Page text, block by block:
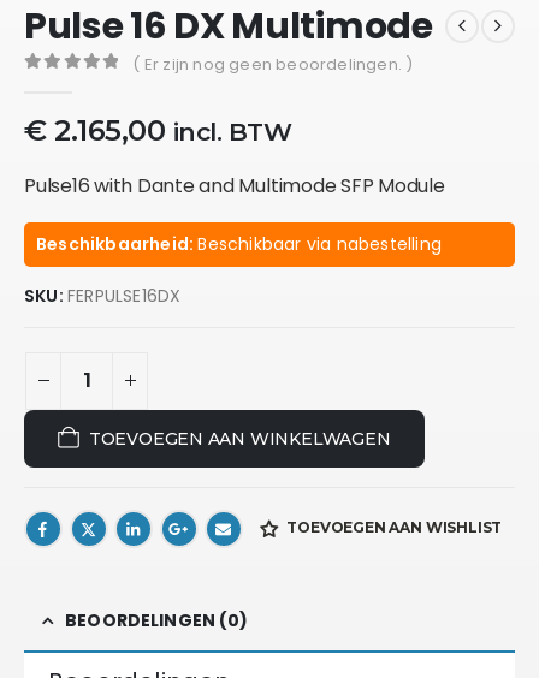
Pulse 16 DX Multimode
( Er zijn nog geen beoordelingen. )
€2.165,00 incl. BTW
Pulse16 with Dante and Multimode SFP Module
Beschikbaarheid:Beschikbaar via nabestelling
SKU: FERPULSE16DX
TOEVOEGEN AAN WINKELWAGEN
TOEVOEGEN AAN WISHLIST
BEOORDELINGEN (0)